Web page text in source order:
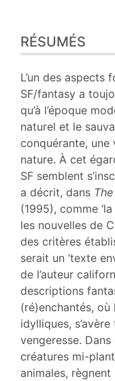
Index
Plan
Texte
Bibliographie
Notes
Citer cet article
Auteur
RÉSUMÉS
L’un des aspects
SF/fantasy a
qu’à l’époque
naturel et le
conquérante,
nature. À cet
SF semblent
a décrit, dans
(1995), comme
les nouvelles de
des critères
serait un ‘texte
de l’auteur
descriptions
(ré)enchantés, où
idylliques,
vengeresse.
créatures mi-
animales,